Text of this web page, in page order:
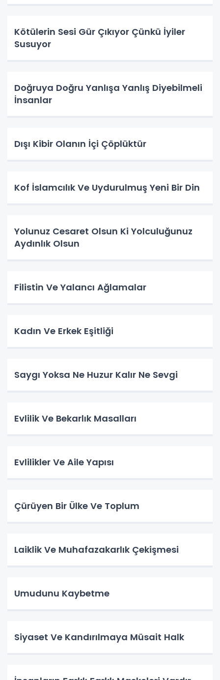
Kötülerin Sesi Gür Çıkıyor Çünkü İyiler
Susuyor
Doğruya Doğru Yanlışa Yanlış Diyebilmeli
İnsanlar
Dışı Kibir Olanın İçi Çöplüktür
Kof İslamcılık Ve Uydurulmuş Yeni Bir Din
Yolunuz Cesaret Olsun Ki Yolculuğunuz
Aydınlık Olsun
Filistin Ve Yalancı Ağlamalar
Kadın Ve Erkek Eşitliği
Saygı Yoksa Ne Huzur Kalır Ne Sevgi
Evlilik Ve Bekarlık Masalları
Evlilikler Ve Aile Yapısı
Çürüyen Bir Ülke Ve Toplum
Laiklik Ve Muhafazakarlık Çekişmesi
Umudunu Kaybetme
Siyaset Ve Kandırılmaya Müsait Halk